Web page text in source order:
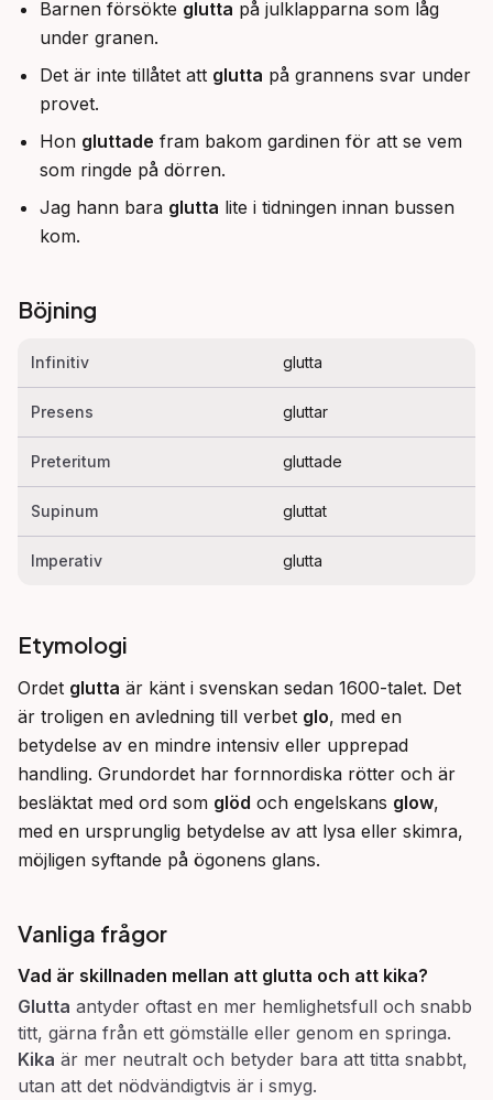
Barnen försökte glutta på julklapparna som låg
under granen.
Det är inte tillåtet att glutta på grannens svar under
provet.
Hon gluttade fram bakom gardinen för att se vem
som ringde på dörren.
Jag hann bara glutta lite i tidningen innan bussen
kom.
Böjning
Infinitiv glutta
Presens gluttar
Preteritum gluttade
Supinum gluttat
Imperativ glutta
Etymologi
Ordet glutta är känt i svenskan sedan 1600-talet. Det
är troligen en avledning till verbet glo, med en
betydelse av en mindre intensiv eller upprepad
handling. Grundordet har fornnordiska rötter och är
besläktat med ord som glöd och engelskans glow,
med en ursprunglig betydelse av att lysa eller skimra,
möjligen syftande på ögonens glans.
Vanliga frågor
Vad är skillnaden mellan att glutta och att kika?
Glutta antyder oftast en mer hemlighetsfull och snabb
titt, gärna från ett gömställe eller genom en springa.
Kika är mer neutralt och betyder bara att titta snabbt,
utan att det nödvändigtvis är i smyg.